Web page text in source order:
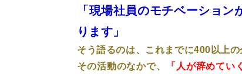
「現場社員のモチベーショ
ります」
そう語るのは、これまでに400以上
その活動のなかで、
「人が辞めて